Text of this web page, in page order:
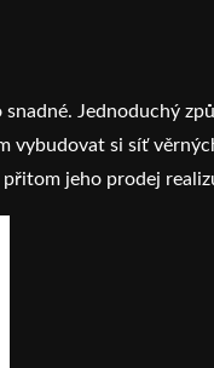
Jednoduchý
vybudovat si síť
jeho prodej